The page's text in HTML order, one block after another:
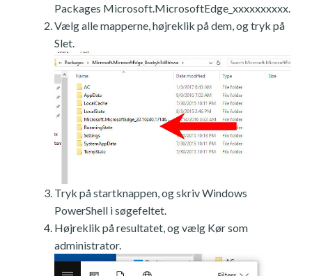
Packages Microsoft.MicrosoftEdge_xxxxxxxxxx.
Vælg alle mapperne, højreklik på dem, og tryk på
Slet.
Tryk på startknappen, og skriv Windows
PowerShell i søgefeltet.
Højreklik på resultatet, og vælg Kør som
administrator.